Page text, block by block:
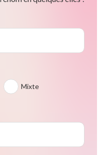
Mixte